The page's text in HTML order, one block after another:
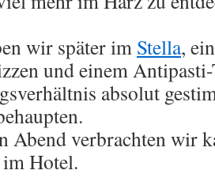
wir später im Stella,
und einem
absolut
Abend verbrachten wir
Hotel.